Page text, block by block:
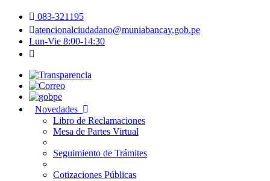
083-321195
atencionalciudadano@muniabancay.gob.pe
Lun-Vie 8:00-14:30
Novedades
Libro de Reclamaciones
Mesa de Partes Virtual
Seguimiento de Trámites
Cotizaciones Públicas